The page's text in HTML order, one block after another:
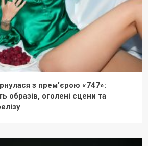
з прем’єрою «747»:
образів, оголені сцени та